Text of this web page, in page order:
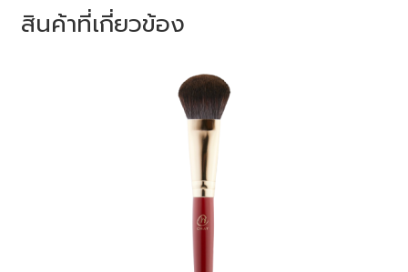
สินค้าที่เกี่ยวข้อง